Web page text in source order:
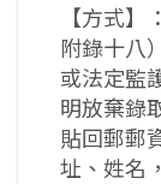
【方式
附錄十八
或法定監
明放棄錄
貼回郵郵
址、姓名